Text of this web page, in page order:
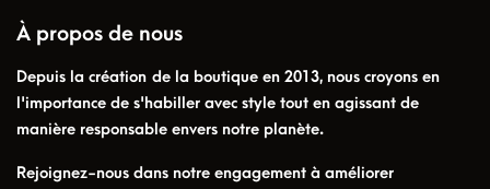
À propos de nous
Depuis la création de la boutique en 2013, nous croyons en
l'importance de s'habiller avec style tout en agissant de
manière responsable envers notre planète.
Rejoignez-nous dans notre engagement à améliorer